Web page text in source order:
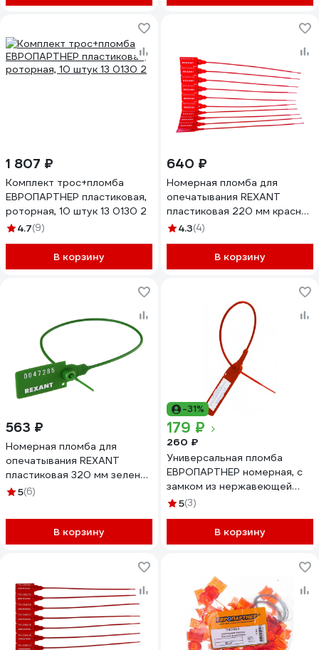
1 807 ₽
Комплект трос+пломба
ЕВРОПАРТНЕР пластиковая,
роторная, 10 штук 13 0130 2
4.7(9)
В корзину
640 ₽
Номерная пломба для
опечатывания REXANT
пластиковая 220 мм красная
50 шт 07-6111
4.3(4)
В корзину
563 ₽
Номерная пломба для
опечатывания REXANT
пластиковая 320 мм зеленая
50 шт 07-6133
5(6)
В корзину
-31%
179 ₽
260 ₽
Универсальная пломба
ЕВРОПАРТНЕР номерная, с
замком из нержавеющей
стали, 220 мм, 10 штук 3
5(3)
В корзину